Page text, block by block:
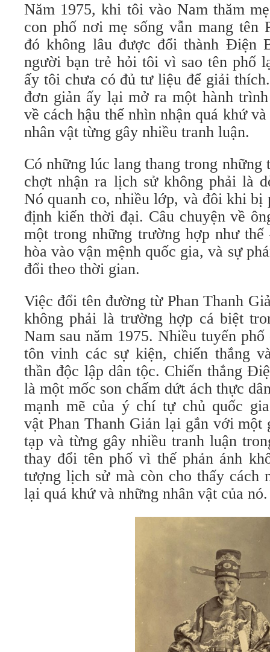
Năm 1975, khi tôi vào Nam thăm
con phố nơi mẹ sống vẫn mang tên
đó không lâu được đổi thành Điện
người bạn trẻ hỏi tôi vì sao tên phố
ấy tôi chưa có đủ tư liệu để giải
đơn giản ấy lại mở ra một hành
về cách hậu thế nhìn nhận quá khứ
nhân vật từng gây nhiều tranh luận.
Có những lúc lang thang trong
chợt nhận ra lịch sử không phải là
Nó quanh co, nhiều lớp, và đôi khi bị
định kiến thời đại. Câu chuyện về
một trong những trường hợp như
hòa vào vận mệnh quốc gia, và sự
đổi theo thời gian.
Việc đổi tên đường từ Phan Thanh
không phải là trường hợp cá biệt
Nam sau năm 1975. Nhiều tuyến
tôn vinh các sự kiện, chiến thắng
thần độc lập dân tộc. Chiến thắng
là một mốc son chấm dứt ách thực
mạnh mẽ của ý chí tự chủ quốc
vật Phan Thanh Giản lại gắn với một
tạp và từng gây nhiều tranh luận
thay đổi tên phố vì thế phản ánh
tượng lịch sử mà còn cho thấy cách
lại quá khứ và những nhân vật của nó.